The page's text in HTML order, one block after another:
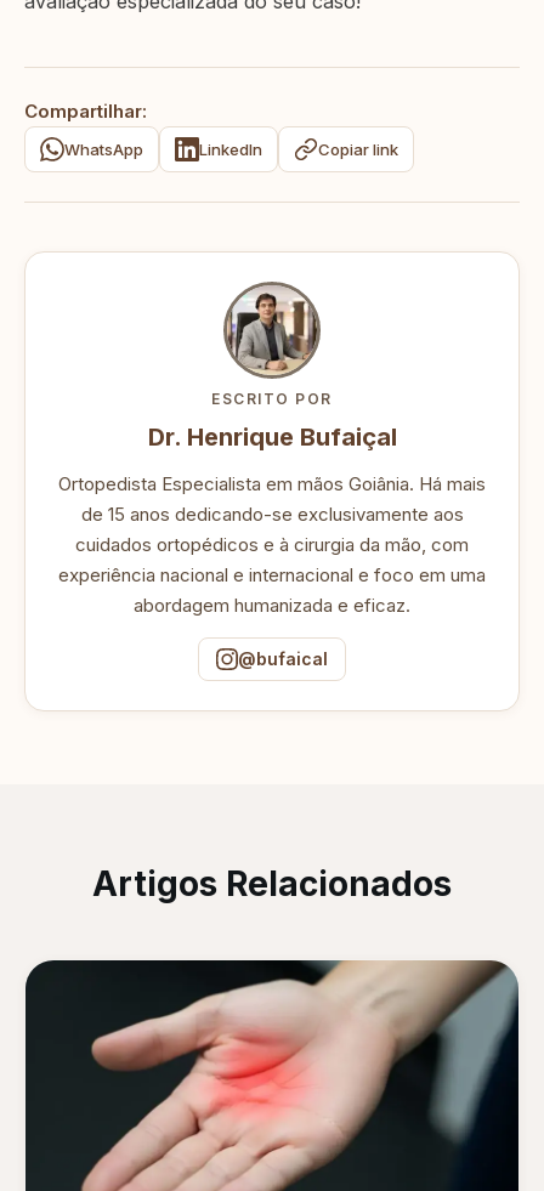
Compartilhar:
WhatsApp LinkedIn Copiar link
ESCRITO POR
Dr. Henrique Bufaiçal
Ortopedista Especialista em mãos Goiânia. Há mais
de 15 anos dedicando-se exclusivamente aos
cuidados ortopédicos e à cirurgia da mão, com
experiência nacional e internacional e foco em uma
abordagem humanizada e eficaz.
@bufaical
Artigos Relacionados